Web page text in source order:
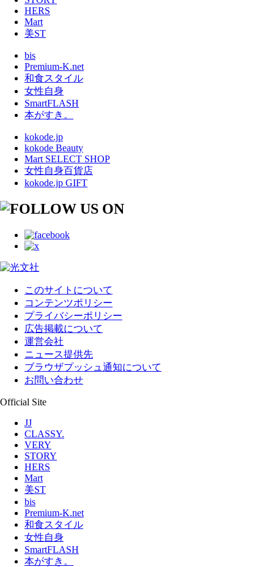
HERS
Mart
美ST
bis
Premium-K.net
和食スタイル
女性自身
SmartFLASH
本がすき。
kokode.jp
kokode Beauty
Mart SELECT SHOP
女性自身百貨店
kokode.jp GIFT
このサイトについて
コンテンツポリシー
プライバシーポリシー
広告掲載について
運営会社
ニュース提供先
ブラウザプッシュ通知について
お問い合わせ
Official Site
JJ
CLASSY.
VERY
STORY
HERS
Mart
美ST
bis
Premium-K.net
和食スタイル
女性自身
SmartFLASH
本がすき。